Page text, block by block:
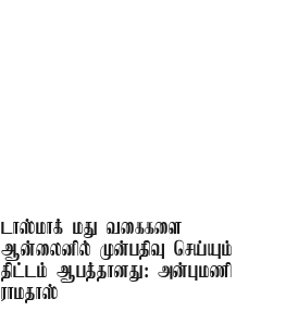
டாஸ்மாக் மது வகைகளை
ஆன்லைனில் முன்பதிவு செய்யும்
திட்டம் ஆபத்தானது: அன்புமணி
ராமதாஸ்